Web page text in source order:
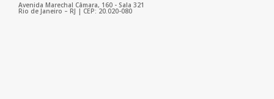
Avenida Marechal Câmara, 160 - Sala 321
Rio de Janeiro – RJ | CEP: 20.020-080